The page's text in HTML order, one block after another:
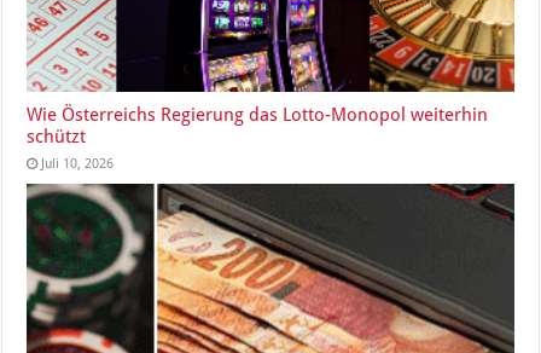
Wie Österreichs Regierung das Lotto-Monopol weiterhin
schützt
Juli 10, 2026